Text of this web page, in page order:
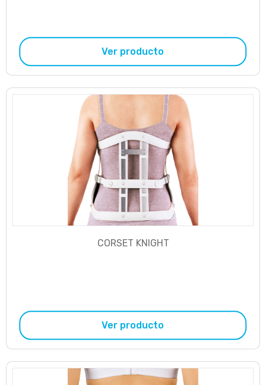
Ver producto
CORSET KNIGHT
Ver producto